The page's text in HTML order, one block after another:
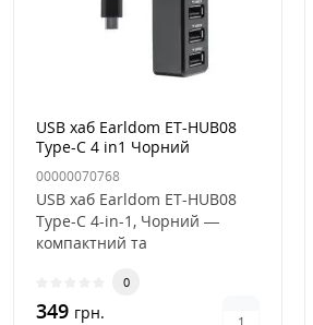
USB хаб Earldom ET-HUB08
Type-C 4 in1 Чорний
00000070768
USB хаб Earldom ET-HUB08
Type-C 4-in-1, Чорний —
компактний та
розширення..
0
349 грн.